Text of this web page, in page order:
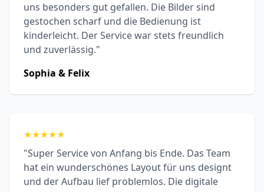
uns besonders gut gefallen. Die Bilder sind
gestochen scharf und die Bedienung ist
kinderleicht. Der Service war stets freundlich
und zuverlässig."
Sophia & Felix
★★★★★
"Super Service von Anfang bis Ende. Das Team
hat ein wunderschönes Layout für uns designt
und der Aufbau lief problemlos. Die digitale